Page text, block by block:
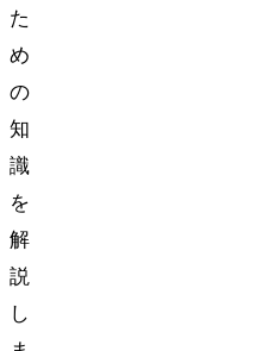
た
め
の
知
識
を
解
説
し